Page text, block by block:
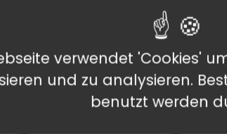
ideal für Salate, komplette
und professionelles
Schutz Ihrer Zubereitungen.
All-in-One-Lösung zum
verwendet 'Cookies'
und zu analysieren.
benutzt werden